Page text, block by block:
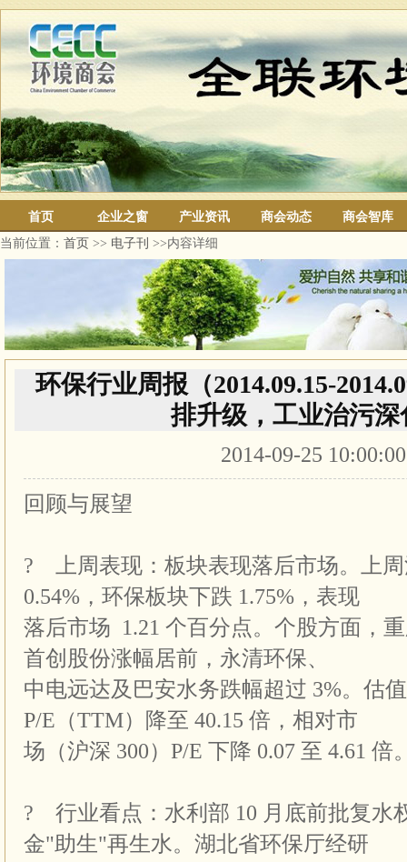
首页 企业之窗 产业资讯 商会动态
商会智库
当前位置： 首页 >> 电子刊 >>内容详细
环保行业周报（2014.09.15-
排升级，工业治污深
2014-09-25
回顾与展望
? 上周表现：板块表现落后市场。上周
0.54%，环保板块下跌 1.75%，表现
落后市场 1.21 个百分点。个股方面，
首创股份涨幅居前，永清环保、
中电远达及巴安水务跌幅超过 3%。估
P/E（TTM）降至 40.15 倍，相对市
场（沪深 300）P/E 下降 0.07 至 4.61 倍
? 行业看点：水利部 10 月底前批复水
金"助生"再生水。湖北省环保厅经研